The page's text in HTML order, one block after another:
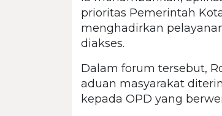
prioritas Pemerintah
menghadirkan
diakses.
Dalam forum tersebut,
aduan masyarakat
kepada OPD yang